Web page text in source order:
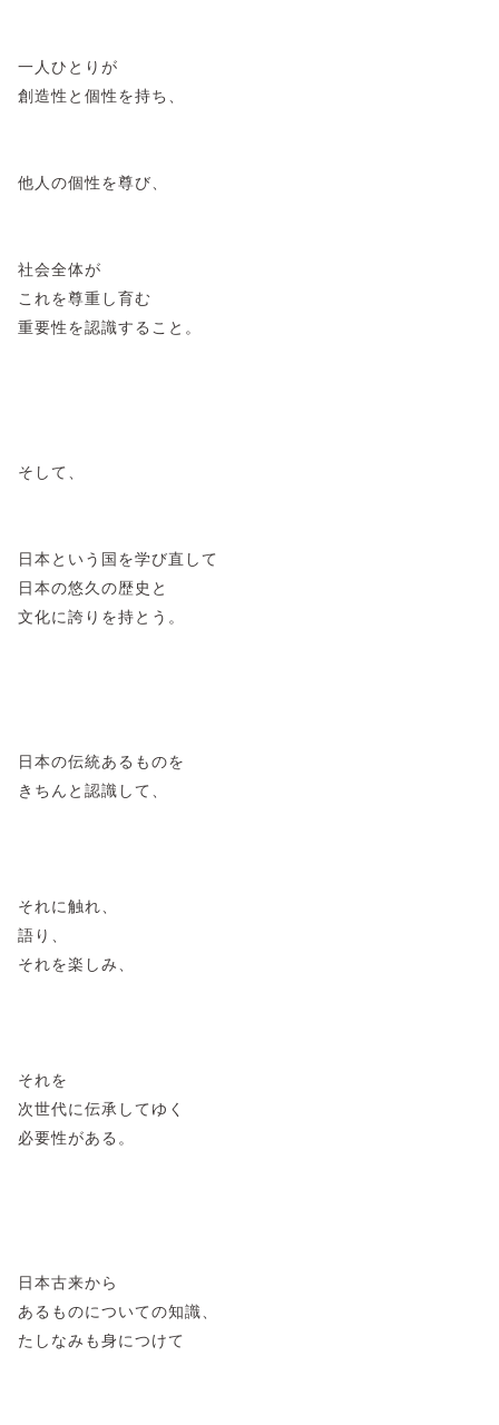
一人ひとりが
創造性と個性を持ち、
他人の個性を尊び、
社会全体が
これを尊重し育む
重要性を認識すること。
そして、
日本という国を学び直して
日本の悠久の歴史と
文化に誇りを持とう。
日本の伝統あるものを
きちんと認識して、
それに触れ、
語り、
それを楽しみ、
それを
次世代に伝承してゆく
必要性がある。
日本古来から
あるものについての知識、
たしなみも身につけて